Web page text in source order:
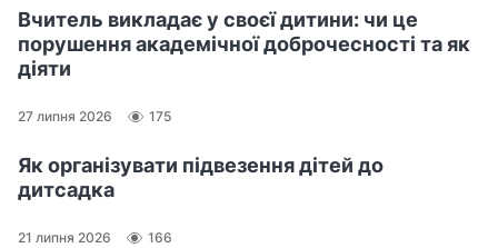
Вчитель викладає у своєї дитини: чи це
порушення академічної доброчесності та як
діяти
27 липня 2026 175
Як організувати підвезення дітей до
дитсадка
21 липня 2026 166